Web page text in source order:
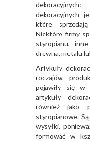
dekoracyjnych
które
Niektóre firmy
styropianu,
drewna, metalu
Artykuły
rodzajów
pojawiły się w
artykuły
również jako
styropianowe.
wysyłki,
formować w